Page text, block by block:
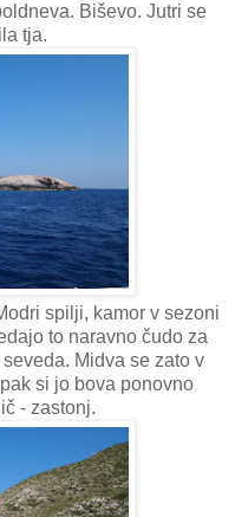
Biševo. Jutri se
tja.
spilji, kamor v sezoni
to naravno čudo za
Midva se zato v
si jo bova ponovno
- zastonj.